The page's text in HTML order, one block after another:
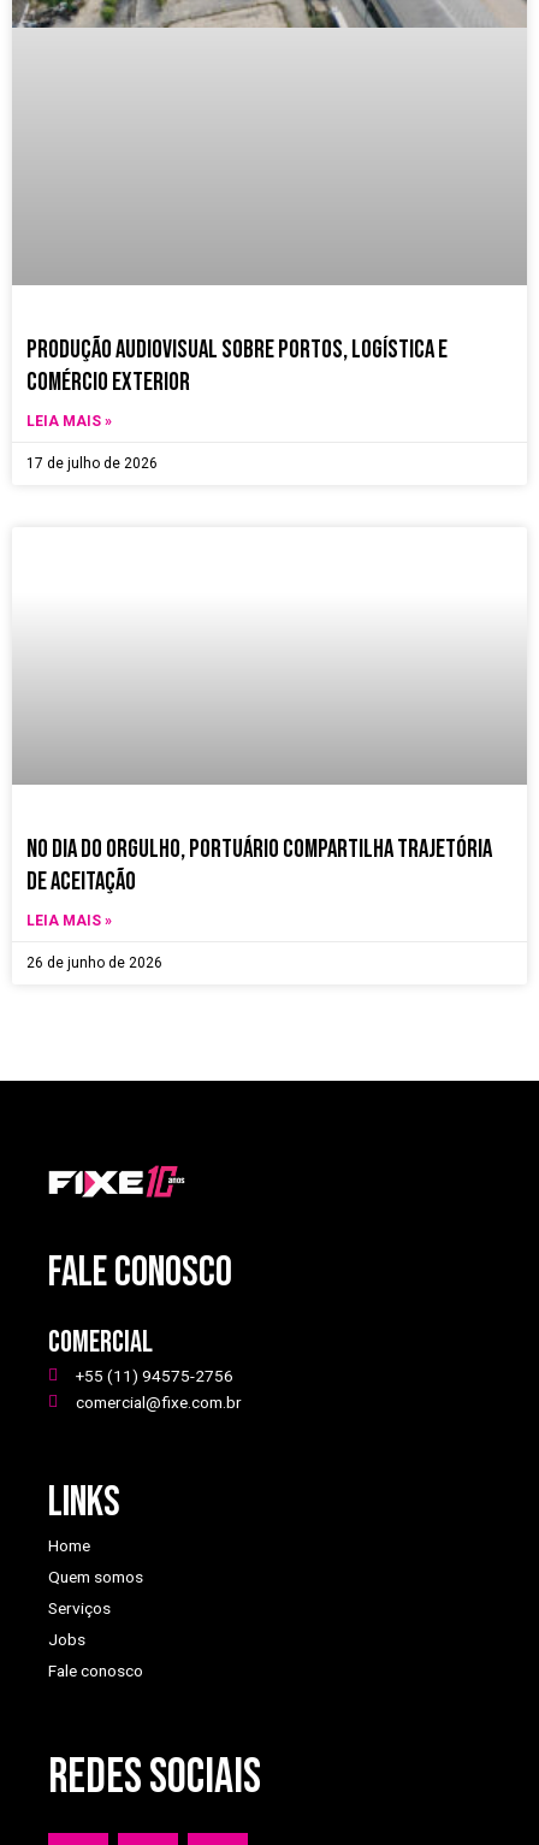
Produção Audiovisual sobre Portos, Logística e
Comércio Exterior
LEIA MAIS »
17 de julho de 2026
no dia do orgulho, Portuário compartilha trajetória
de aceitação
LEIA MAIS »
26 de junho de 2026
FALE CONOSCO
Comercial
+55 (11) 94575-2756
comercial@fixe.com.br
Links
Home
Quem somos
Serviços
Jobs
Fale conosco
REDES SOCIAIS